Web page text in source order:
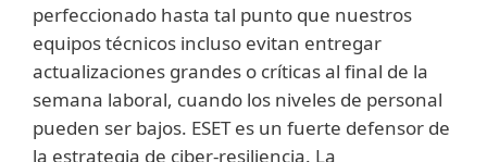
perfeccionado hasta tal punto que nuestros
equipos técnicos incluso evitan entregar
actualizaciones grandes o críticas al final de la
semana laboral, cuando los niveles de personal
pueden ser bajos. ESET es un fuerte defensor de
la estrategia de ciber-resiliencia. La